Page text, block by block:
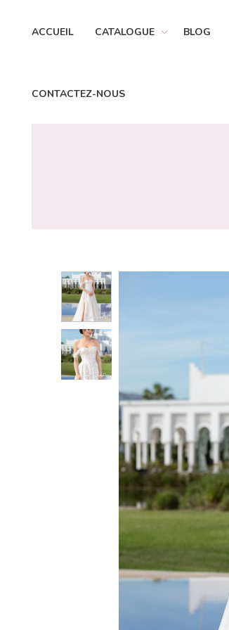
ACCUEIL CATALOGUE BLOG
CONTACTEZ-NOUS